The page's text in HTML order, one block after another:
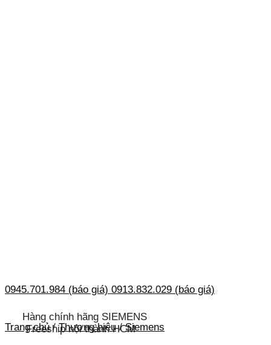
0945.701.984 (báo giá) 0913.832.029 (báo giá)
Hàng chính hãng SIEMENS
Freeship nội thành HCM
Trang chủ / Thương hiệu / Siemens